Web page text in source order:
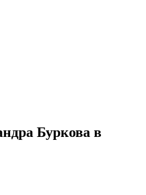
Буркова в